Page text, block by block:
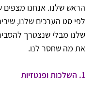
הראש שלנו. אנחנו מצפים
לפי סט הערכים שלנו,
שלנו מבלי שנצטרך
את מה שחסר לנו.
1. השלכות ופנטזיות